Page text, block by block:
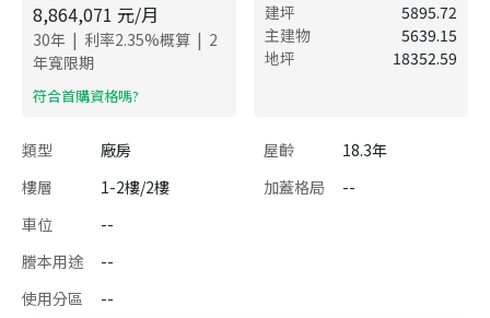
8,864,071 元/月
30年 | 利率2.35%概算 | 2
年寬限期
​符合首購資格嗎?
建坪
5895.72
主建物
5639.15
地坪
18352.59
類型 廠房 屋齡
18.3年
樓層
1-2樓/2樓 加蓋格局
--
車位
--
謄本用途
--
使用分區
--